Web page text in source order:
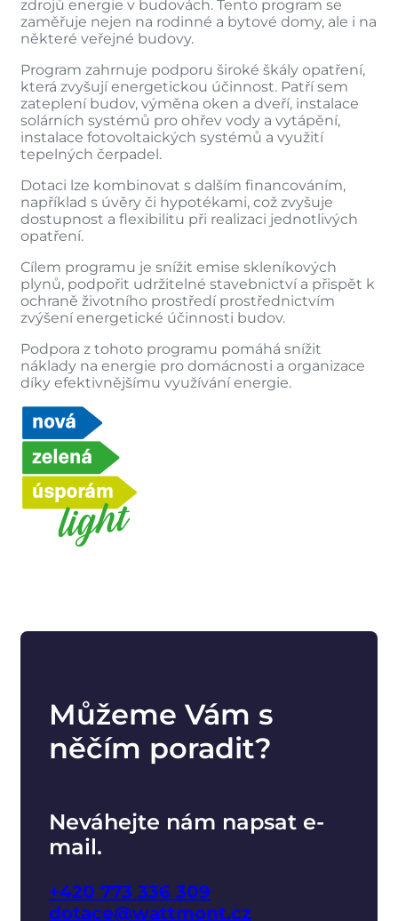
zdrojů energie v budovách. Tento program se
zaměřuje nejen na rodinné a bytové domy, ale i na
některé veřejné budovy.
Program zahrnuje podporu široké škály opatření,
která zvyšují energetickou účinnost. Patří sem
zateplení budov, výměna oken a dveří, instalace
solárních systémů pro ohřev vody a vytápění,
instalace fotovoltaických systémů a využití
tepelných čerpadel.
Dotaci lze kombinovat s dalším financováním,
například s úvěry či hypotékami, což zvyšuje
dostupnost a flexibilitu při realizaci jednotlivých
opatření.
Cílem programu je snížit emise skleníkových
plynů, podpořit udržitelné stavebnictví a přispět k
ochraně životního prostředí prostřednictvím
zvýšení energetické účinnosti budov.
Podpora z tohoto programu pomáhá snížit
náklady na energie pro domácnosti a organizace
díky efektivnějšímu využívání energie.
Můžeme Vám s
něčím poradit?
Neváhejte nám napsat e-
mail.
+420 773 336 309
dotace@wattmont.cz